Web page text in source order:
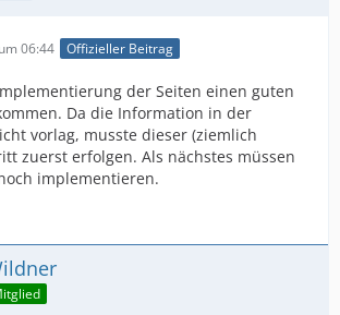
06:44 Offizieller Beitrag
der Seiten einen guten
Da die Information in der
vorlag, musste dieser (ziemlich
zuerst erfolgen. Als nächstes müssen
implementieren.